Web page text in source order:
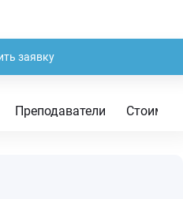
заявку
Преподаватели